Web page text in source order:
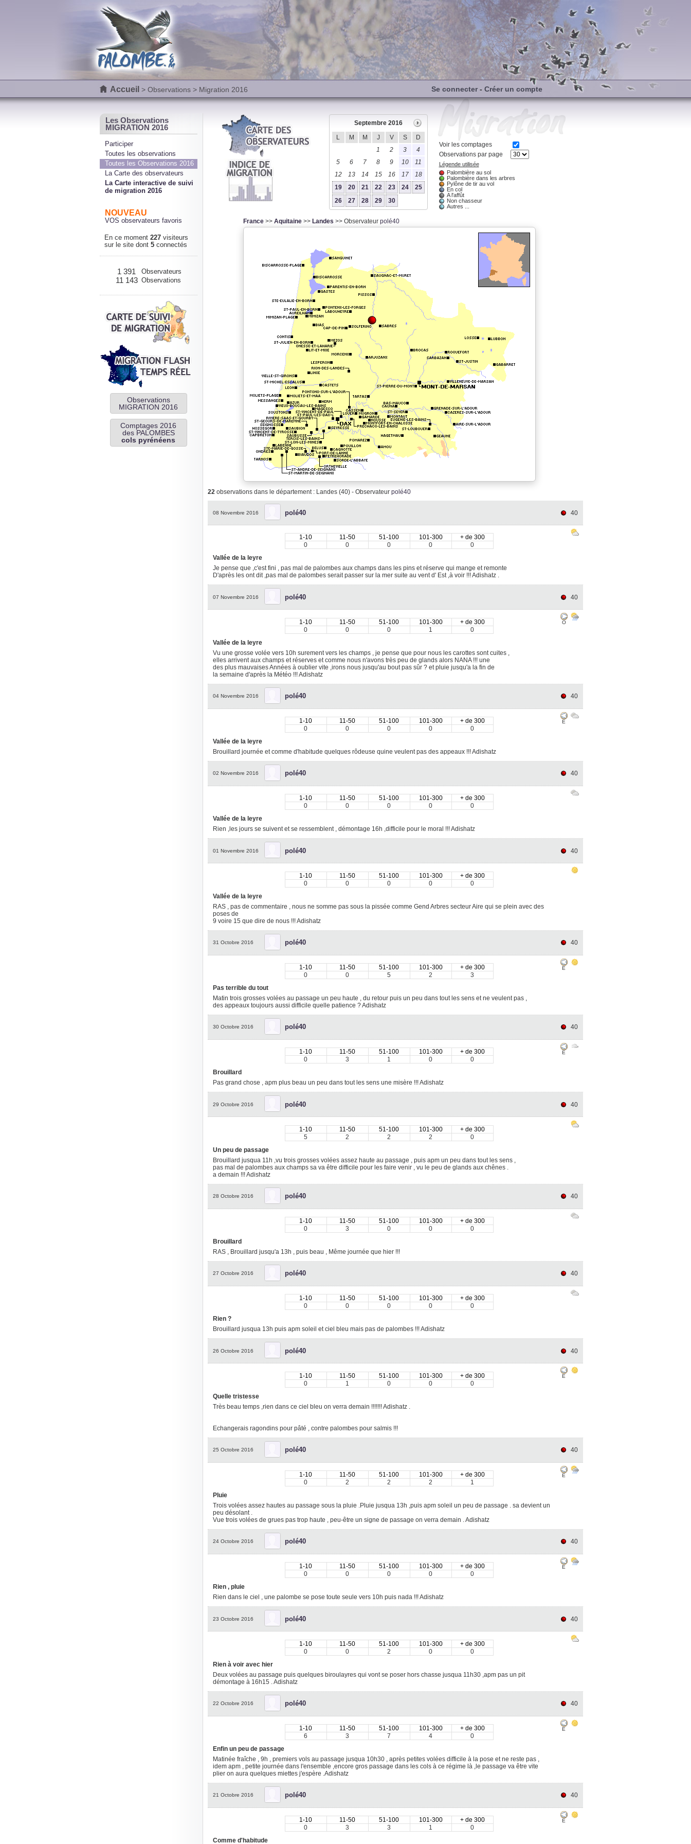
Accueil > Observations> Migration 2016 Se connecter- Créer un compte
Les Observations
MIGRATION 2016
Participer
Toutes les observations
Toutes les Observations 2016
La Carte des observateurs
La Carte interactive de suivi
de migration 2016
NOUVEAU
VOS observateurs favoris
En ce moment 227visiteurs
sur le site dont 5connectés
1 391 Observateurs
11 143 Observations
Observations
MIGRATION 2016
Comptages 2016
des PALOMBES
cols pyrénéens
Septembre 2016
L
M M J V S
D
1
2 3
4
5
6 7 8 9 10
11
12
13 14 15 16 17
18
19
20 21 22 23 24
25
26
27 28 29 30
Voir les comptages
Observations par page
Légende utilisée
Palombière au sol
Palombière dans les arbres
Pylône de tir au vol
En col
A l'affût
Non chasseur
Autres ...
France>> Aquitaine>> Landes >> Observateur polé40
22observations dans le département : Landes (40) - Observateur polé40
08 Novembre 2016 polé40 40
1-10 11-50 51-100 101-300
+ de 300
0
0 0 0
0
Vallée de la leyre
Je pense que ,c'est fini , pas mal de palombes aux champs dans les pins et réserve qui mange et remonte
D'après les ont dit ,pas mal de palombes serait passer sur la mer suite au vent d' Est ,à voir !!! Adishatz .
07 Novembre 2016 polé40 40
1-10 11-50 51-100 101-300
+ de 300
0
0 0 1
0
Vallée de la leyre
Vu une grosse volée vers 10h surement vers les champs , je pense que pour nous les carottes sont cuites ,
elles arrivent aux champs et réserves et comme nous n'avons très peu de glands alors NANA !!! une
des plus mauvaises Années à oublier vite ,irons nous jusqu'au bout pas sûr ? et pluie jusqu'a la fin de
la semaine d'après la Météo !!! Adishatz
O
04 Novembre 2016 polé40 40
1-10 11-50 51-100 101-300
+ de 300
0
0 0 0
0
Vallée de la leyre
Brouillard journée et comme d'habitude quelques rôdeuse quine veulent pas des appeaux !!! Adishatz
E
02 Novembre 2016 polé40 40
1-10 11-50 51-100 101-300
+ de 300
0
0 0 0
0
Vallée de la leyre
Rien ,les jours se suivent et se ressemblent , démontage 16h ,difficile pour le moral !!! Adishatz
01 Novembre 2016 polé40 40
1-10 11-50 51-100 101-300
+ de 300
0
0 0 0
0
Vallée de la leyre
RAS , pas de commentaire , nous ne somme pas sous la pissée comme Gend Arbres secteur Aire qui se plein avec des
poses de
9 voire 15 que dire de nous !!! Adishatz
31 Octobre 2016 polé40 40
1-10 11-50 51-100 101-300
+ de 300
0
0 5 2
3
Pas terrible du tout
Matin trois grosses volées au passage un peu haute , du retour puis un peu dans tout les sens et ne veulent pas ,
des appeaux toujours aussi difficile quelle patience ? Adishatz
E
30 Octobre 2016 polé40 40
1-10 11-50 51-100 101-300
+ de 300
0
3 1 0
0
Brouillard
Pas grand chose , apm plus beau un peu dans tout les sens une misère !!! Adishatz
E
29 Octobre 2016 polé40 40
1-10 11-50 51-100 101-300
+ de 300
5
2 2 2
0
Un peu de passage
Brouillard jusqua 11h ,vu trois grosses volées assez haute au passage , puis apm un peu dans tout les sens ,
pas mal de palombes aux champs sa va être difficile pour les faire venir , vu le peu de glands aux chênes .
a demain !!! Adishatz
28 Octobre 2016 polé40 40
1-10 11-50 51-100 101-300
+ de 300
0
3 0 0
0
Brouillard
RAS , Brouillard jusqu'a 13h , puis beau , Même journée que hier !!!
27 Octobre 2016 polé40 40
1-10 11-50 51-100 101-300
+ de 300
0
0 0 0
0
Rien ?
Brouillard jusqua 13h puis apm soleil et ciel bleu mais pas de palombes !!! Adishatz
26 Octobre 2016 polé40 40
1-10 11-50 51-100 101-300
+ de 300
0
1 0 0
0
Quelle tristesse
Très beau temps ,rien dans ce ciel bleu on verra demain !!!!!!! Adishatz .
Echangerais ragondins pour pâté , contre palombes pour salmis !!!
E
25 Octobre 2016 polé40 40
1-10 11-50 51-100 101-300
+ de 300
0
2 2 2
1
Pluie
Trois volées assez hautes au passage sous la pluie .Pluie jusqua 13h ,puis apm soleil un peu de passage . sa devient un
peu désolant .
Vue trois volées de grues pas trop haute , peu-être un signe de passage on verra demain . Adishatz
E
24 Octobre 2016 polé40 40
1-10 11-50 51-100 101-300
+ de 300
0
0 0 0
0
Rien , pluie
Rien dans le ciel , une palombe se pose toute seule vers 10h puis nada !!! Adishatz
E
23 Octobre 2016 polé40 40
1-10 11-50 51-100 101-300
+ de 300
0
0 2 0
0
Rien à voir avec hier
Deux volées au passage puis quelques biroulayres qui vont se poser hors chasse jusqua 11h30 ,apm pas un pit
démontage à 16h15 . Adishatz
22 Octobre 2016 polé40 40
1-10 11-50 51-100 101-300
+ de 300
6
3 7 4
0
Enfin un peu de passage
Matinée fraîche , 9h , premiers vols au passage jusqua 10h30 , après petites volées difficile à la pose et ne reste pas ,
idem apm , petite journée dans l'ensemble ,encore gros passage dans les cols à ce régime là ,le passage va être vite
plier on aura quelques miettes j'espère .Adishatz
E
21 Octobre 2016 polé40 40
1-10 11-50 51-100 101-300
+ de 300
0
3 3 1
0
Comme d'habitude
E